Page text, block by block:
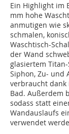
Ein Highlight im
mm hohe
anmutigen wie
schmalen,
Waschtisch-
der Wand
glasiertem
Siphon, Zu- und
verbraucht dank
Bad. Außerdem
sodass statt
Wandauslaufs
verwendet